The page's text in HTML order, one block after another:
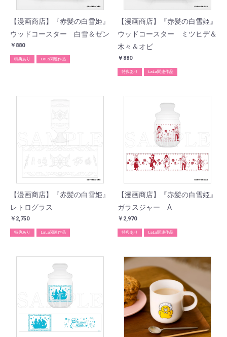
【漫画商店】『赤髪の白雪姫』
ウッドコースター 白雪＆ゼン
￥880
特典あり LaLa関連作品
【漫画商店】『赤髪の白雪姫』
ウッドコースター ミツヒデ＆
木々＆オビ
￥880
特典あり LaLa関連作品
【漫画商店】『赤髪の白雪姫』
レトログラス
￥2,750
特典あり LaLa関連作品
【漫画商店】『赤髪の白雪姫』
ガラスジャー A
￥2,970
特典あり LaLa関連作品